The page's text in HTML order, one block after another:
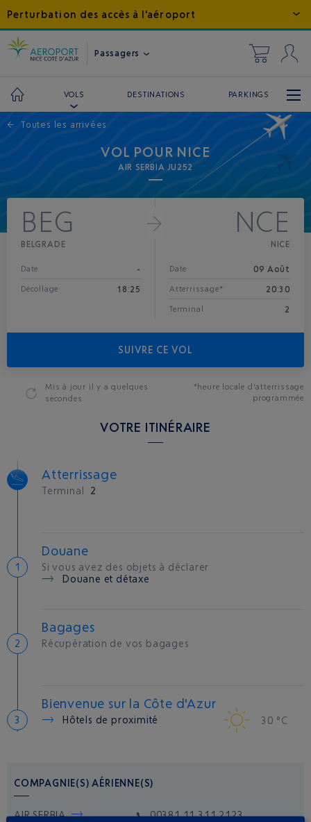
Perturbation des accès à l'aéroport
Passagers
VOLS DESTINATIONS PARKINGS
← Toutes les arrivées
VOL POUR NICE
AIR SERBIA JU252
BEG
BELGRADE
Date -
Décollage 18:25
NCE
NICE
Date 09 Août
Atterrissage* 20:30
Terminal 2
SUIVRE CE VOL
Mis à jour il y a quelques
secondes
*heure locale d'atterrissage
programmée
VOTRE ITINÉRAIRE
Atterrissage
Terminal 2
Douane
Si vous avez des objets à déclarer
Douane et détaxe
Bagages
Récupération de vos bagages
Bienvenue sur la Côte d'Azur
Hôtels de proximité 30 °C
COMPAGNIE(S) AÉRIENNE(S)
AIR SERBIA 00381 11 311 2123